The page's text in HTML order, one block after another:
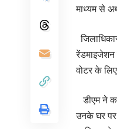
माध्यम से
रेंडमाइजेशन
वोटर के
डीएम ने
उनके घर पर